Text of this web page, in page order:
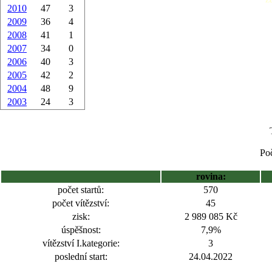
2010
47
3
2009
36
4
2008
41
1
2007
34
0
2006
40
3
2005
42
2
2004
48
9
2003
24 3
rovina:
počet startů:
570
počet vítězství:
45
zisk:
2 989 085 Kč
úspěšnost:
7,9%
vítězství I.kategorie:
3
poslední start:
24.04.2022